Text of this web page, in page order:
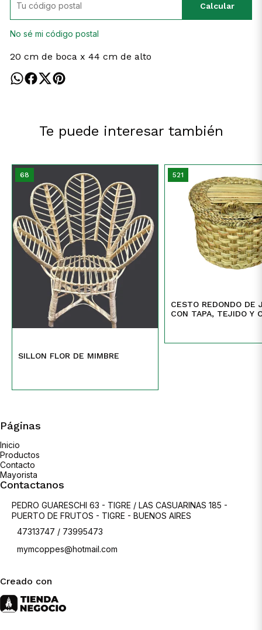
Calcular
No sé mi código postal
20 cm de boca x 44 cm de alto
Te puede interesar también
68
SILLON FLOR DE MIMBRE
521
CESTO REDONDO DE
CON TAPA, TEJIDO Y
Páginas
Inicio
Productos
Contacto
Mayorista
Contactanos
PEDRO GUARESCHI 63 - TIGRE / LAS CASUARINAS 185 -
PUERTO DE FRUTOS - TIGRE - BUENOS AIRES
47313747 / 73995473
mymcoppes@hotmail.com
Creado con